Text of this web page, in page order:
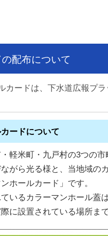
配布について
ードは、下水道広報プ
ードについて
軽米町・九戸村の3つの
がら光る様と、当地域の
ホールカード」です。
いるカラーマンホール蓋
に設置されている場所ま